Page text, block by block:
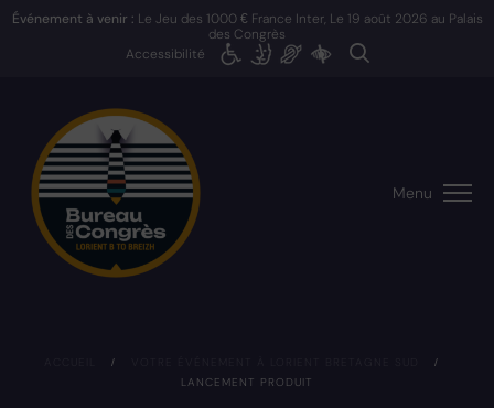
Événement à venir : Le Jeu des 1000 € France Inter, Le 19 août 2026 au Palais
des Congrès
Accessibilité
Menu
/
/
LANCEMENT PRODUIT